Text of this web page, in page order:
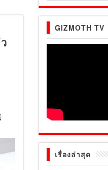
GIZMOTH TV
เรื่องล่าสุด